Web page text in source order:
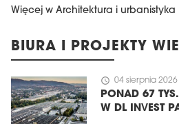
Więcej w Architektura i urbanistyka
BIURA I PROJEKTY
schedule 04 sierpnia 2026
PONAD 67
W DL INVEST